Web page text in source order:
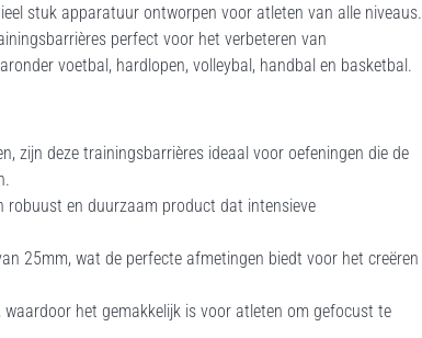
stuk apparatuur ontworpen voor atleten van alle niveaus.
perfect voor het verbeteren van
voetbal, hardlopen, volleybal, handbal en basketbal.
zijn deze trainingsbarrières ideaal voor oefeningen die de
robuust en duurzaam product dat intensieve
25mm, wat de perfecte afmetingen biedt voor het creëren
het gemakkelijk is voor atleten om gefocust te